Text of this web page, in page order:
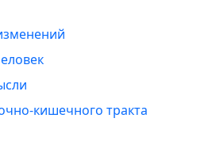
кишечного тракта